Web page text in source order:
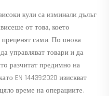
кули са изминали дълъг
от това, което
сами. По онова
управляват товари и да
разчитат предимно на
EN 14439:2020 изискват
време на операциите.